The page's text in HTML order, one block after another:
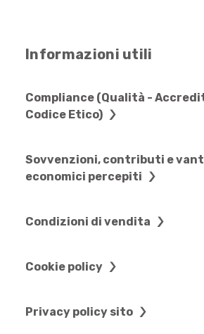
Informazioni utili
Compliance (Qualità -
Codice Etico)
Sovvenzioni, contributi e
economici percepiti
Condizioni di vendita
Cookie policy
Privacy policy sito